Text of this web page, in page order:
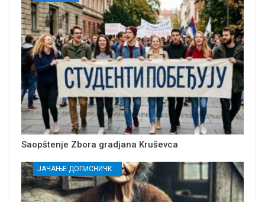
Saopštenje Zbora gradjana Kruševca
ЈАЧАЊЕ ДОПИСНИЧКЕ МРЕЖЕ НЕЗАВИСНИХ МЕДИЈА У РАСИНСКОМ ОКРУГУ